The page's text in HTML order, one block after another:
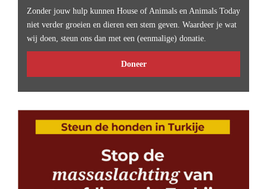
Zonder jouw hulp kunnen House of Animals en Animals Today
niet verder groeien en dieren een stem geven. Waardeer je wat
wij doen, steun ons dan met een (eenmalige) donatie.
Doneer